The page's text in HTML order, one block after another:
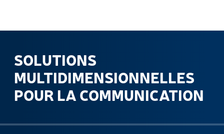
SOLUTIONS
MULTIDIMENSIONNELLES
POUR LA COMMUNICATION